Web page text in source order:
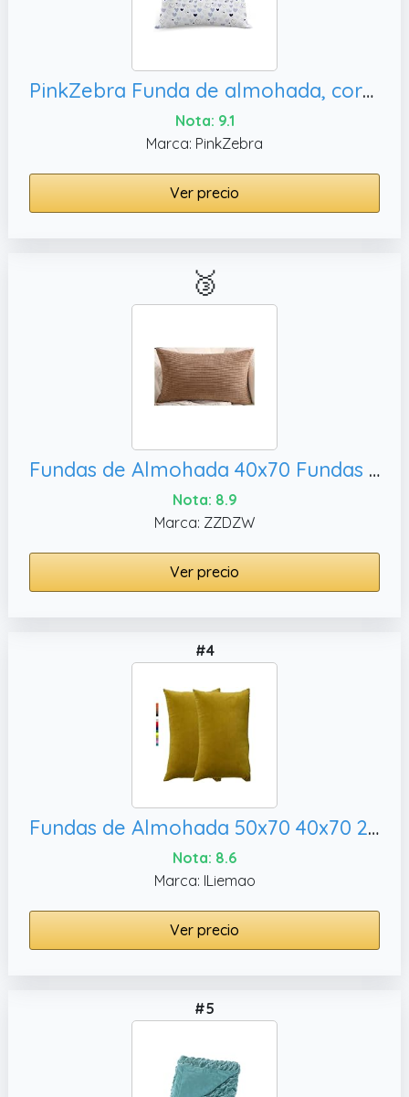
PinkZebra Funda de almohada, corazones azules
Nota: 9.1
Marca: PinkZebra
Ver precio
🥉
Fundas de Almohada 40x70 Fundas De Cojín 50 X 70 Terciopelo Fundas Cojines 60x80 para Cama - Protector de Almohada Rectangular de Sofá, Size : 40x60 cm
Nota: 8.9
Marca: ZZDZW
Ver precio
#4
Fundas de Almohada 50x70 40x70 2 Piezas, 40x60 cm 2pcs)
Nota: 8.6
Marca: ILiemao
Ver precio
#5